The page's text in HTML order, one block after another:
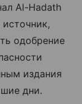
Al-Hadath
одобрение
издания
дни.